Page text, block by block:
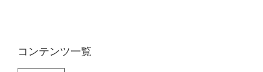
コンテンツ一覧